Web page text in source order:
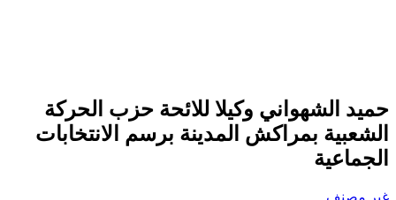
حميد الشهواني وكيلا للائحة حزب الحركة
الشعبية بمراكش المدينة برسم الانتخابات
الجماعية
غير مصنف